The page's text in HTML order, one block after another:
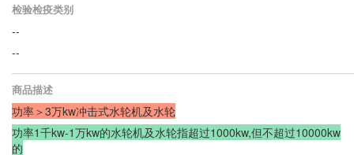
检验检疫类别
--
--
商品描述
功率＞3万kw冲击式水轮机及水轮
功率1千kw-1万kw的水轮机及水轮指超过1000kw,但不超过10000kw
的